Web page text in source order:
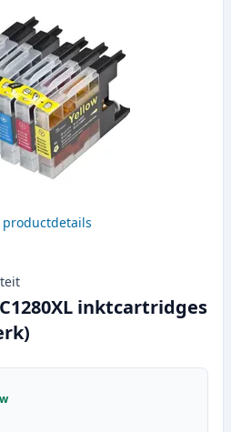
productdetails
inktcartridges